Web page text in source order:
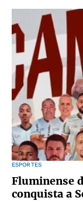
ESPORTES
Fluminense
conquista a